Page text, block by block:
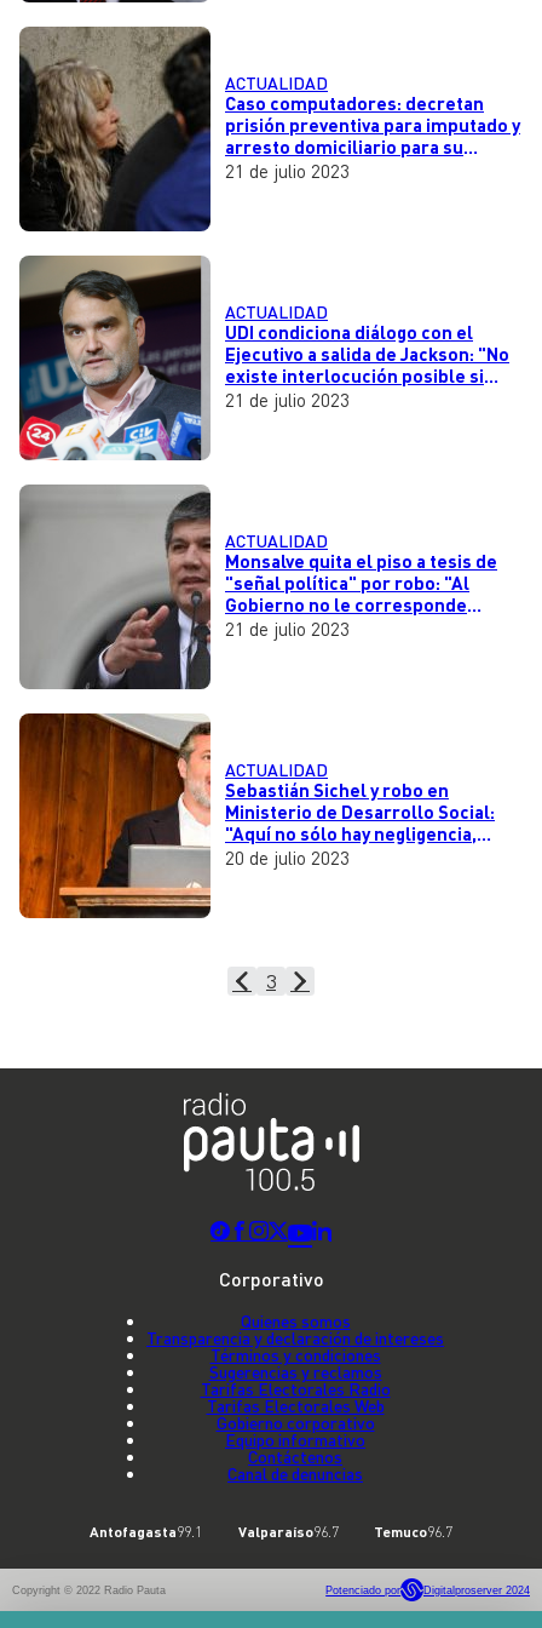
ACTUALIDAD
Caso computadores: decretan
prisión preventiva para imputado y
arresto domiciliario para su
abuela
21 de julio 2023
ACTUALIDAD
UDI condiciona diálogo con el
Ejecutivo a salida de Jackson: "No
existe interlocución posible si
permanece en el Gobierno"
21 de julio 2023
ACTUALIDAD
Monsalve quita el piso a tesis de
"señal política" por robo: "Al
Gobierno no le corresponde
levantar especulaciones"
21 de julio 2023
ACTUALIDAD
Sebastián Sichel y robo en
Ministerio de Desarrollo Social:
"Aquí no sólo hay negligencia,
evidentemente hubo una
confabulación"
20 de julio 2023
3
Corporativo
Quienes somos
Transparencia y declaración de intereses
Términos y condiciones
Sugerencias y reclamos
Tarifas Electorales Radio
Tarifas Electorales Web
Gobierno corporativo
Equipo informativo
Contáctenos
Canal de denuncias
Antofagasta99.1 Valparaíso96.7 Temuco96.7
Copyright © 2022 Radio Pauta Potenciado por Digitalproserver 2024